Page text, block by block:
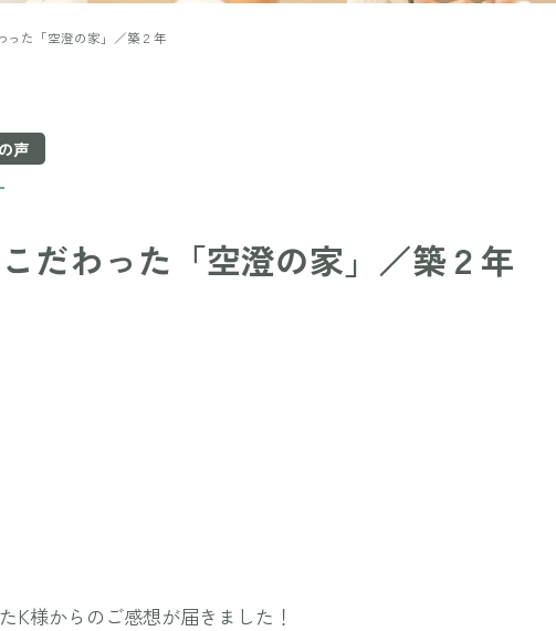
った「空澄の家」／築２年
声
だわった「空澄の家」／築２年
K様からのご感想が届きました！